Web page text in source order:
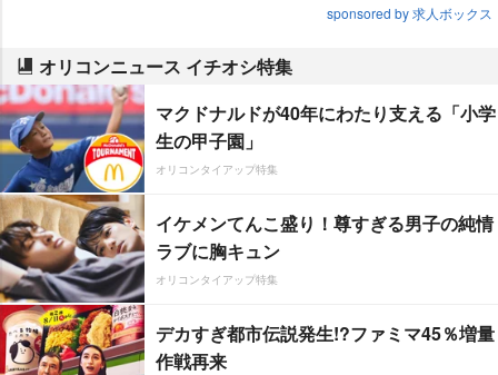
sponsored by 求人ボックス
オリコンニュース イチオシ特集
マクドナルドが40年にわたり支える「小学
生の甲子園」
オリコンタイアップ特集
イケメンてんこ盛り！尊すぎる男子の純情
ラブに胸キュン
オリコンタイアップ特集
デカすぎ都市伝説発生!?ファミマ45％増量
作戦再来